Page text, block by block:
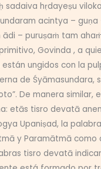
sadaiva hṛdayeṣu
acintya – guṇa
ādi – puruṣaṁ tam
Govinda , a
ungidos con la
de Śyāmasundara,
De manera similar,
etās tisro devatā
Upaniṣad, la
y Paramātmā como
tisro devatā